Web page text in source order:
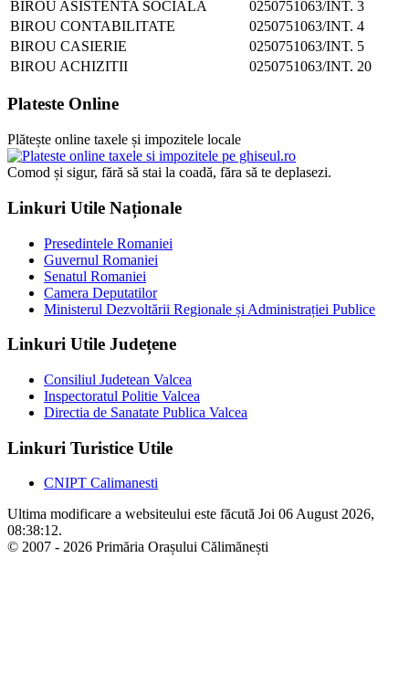
BIROU ASISTENTA SOCIALA
0250751063/INT. 3
BIROU CONTABILITATE
0250751063/INT. 4
BIROU CASIERIE
0250751063/INT. 5
BIROU ACHIZITII
0250751063/INT. 20
Plateste Online
Plătește online taxele și impozitele locale
Comod și sigur, fără să stai la coadă, făra să te deplasezi.
Linkuri Utile Naționale
Presedintele Romaniei
Guvernul Romaniei
Senatul Romaniei
Camera Deputatilor
Ministerul Dezvoltării Regionale și Administrației Publice
Linkuri Utile Județene
Consiliul Judetean Valcea
Inspectoratul Politie Valcea
Directia de Sanatate Publica Valcea
Linkuri Turistice Utile
CNIPT Calimanesti
Ultima modificare a websiteului este făcută Joi 06 August 2026,
08:38:12.
© 2007 - 2026 Primăria Orașului Călimănești